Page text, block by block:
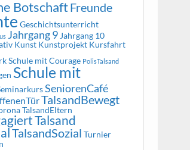
BotschaftFreunde
Geschichtsunterricht
Jahrgang 9 Jahrgang 10
Kunst Kunstprojekt Kursfahrt
Schule mit Courage PolisTalsand
Schule mit
SeniorenCafé
TalsandBewegt
TalsandEltern
Talsand
TalsandSozial Turnier